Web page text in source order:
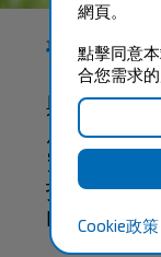
網頁。
點擊同意
合您需求
Cookie政策
專為肉食動物
與義大利
席動物營
究團隊
打造成專
Natural &